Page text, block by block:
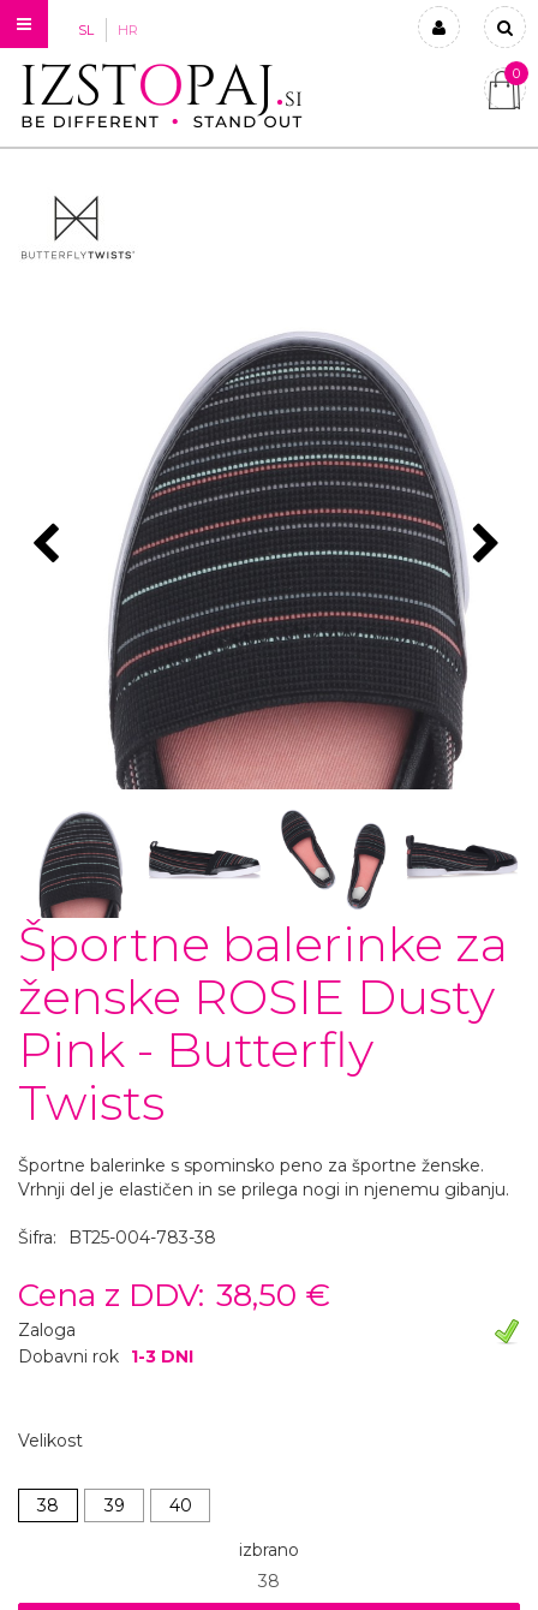
SL HR
Prijavi se
0
Športne balerinke za
ženske ROSIE Dusty
Pink - Butterfly
Twists
Športne balerinke s spominsko peno za športne ženske.
Vrhnji del je elastičen in se prilega nogi in njenemu gibanju.
Šifra: BT25-004-783-38
Cena z DDV: 38,50 €
Zaloga
Dobavni rok
1-3 DNI
Velikost
38 39 40
izbrano
38